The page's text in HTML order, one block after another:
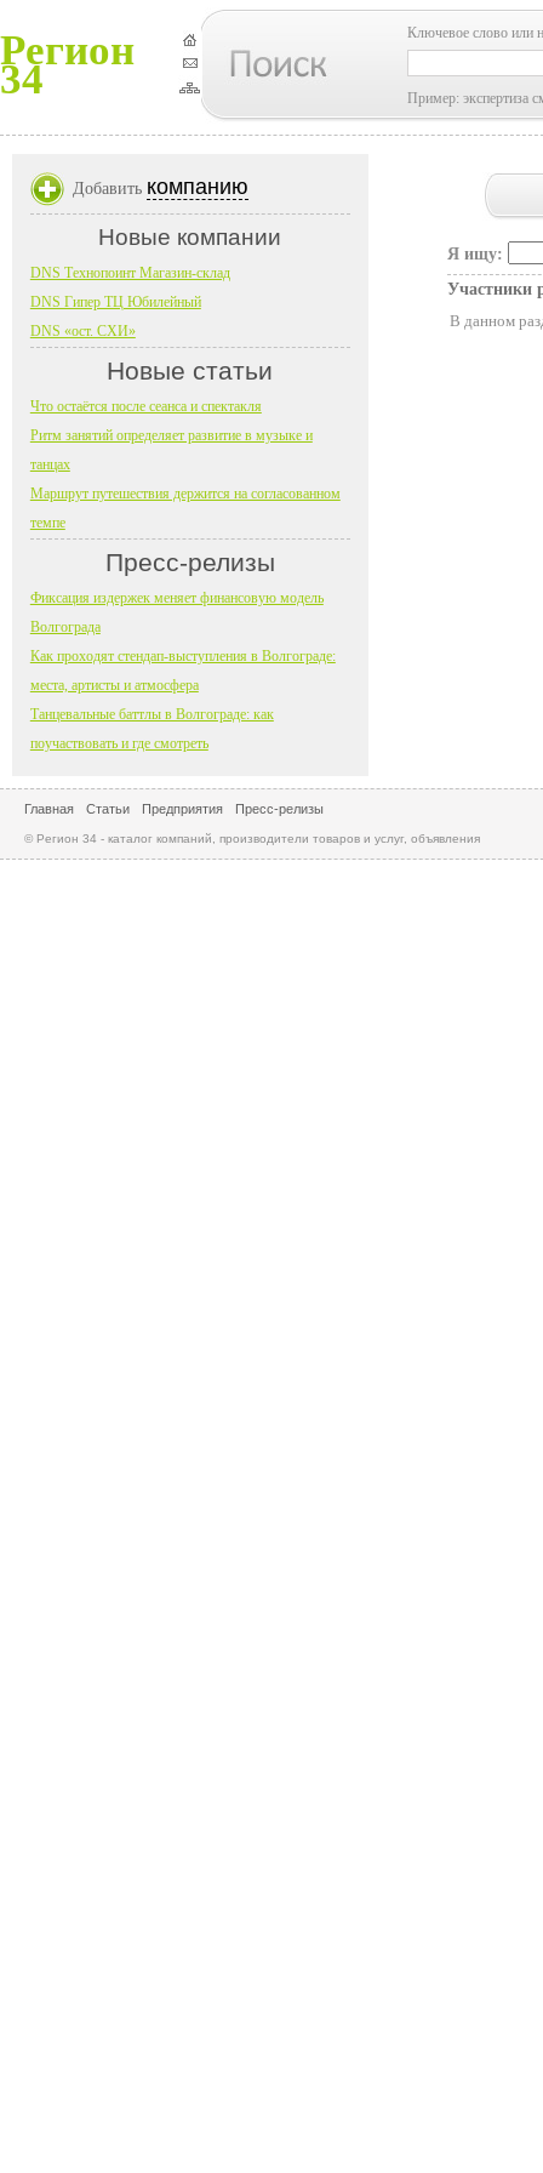
Регион
34
Ключевое слово или
Пример: экспертиза
Я ищу:
Участники
В данном
Добавить компанию
Новые компании
DNS Технопоинт Магазин-склад
DNS Гипер ТЦ Юбилейный
DNS «ост. СХИ»
Новые статьи
Что остаётся после сеанса и спектакля
Ритм занятий определяет развитие в музыке и
танцах
Маршрут путешествия держится на согласованном
темпе
Пресс-релизы
Фиксация издержек меняет финансовую модель
Волгограда
Как проходят стендап-выступления в Волгограде:
места, артисты и атмосфера
Танцевальные баттлы в Волгограде: как
поучаствовать и где смотреть
Главная Статьи Предприятия Пресс-релизы
© Регион 34 - каталог компаний, производители товаров и услуг, объявления